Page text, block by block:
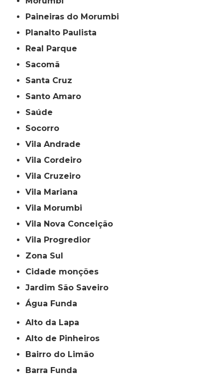
Paineiras do Morumbi
Planalto Paulista
Real Parque
Sacomã
Santa Cruz
Santo Amaro
Saúde
Socorro
Vila Andrade
Vila Cordeiro
Vila Cruzeiro
Vila Mariana
Vila Morumbi
Vila Nova Conceição
Vila Progredior
Zona Sul
cidade monções
jardim São Saveiro
Água Funda
Alto da Lapa
Alto de Pinheiros
Bairro do Limão
Barra Funda